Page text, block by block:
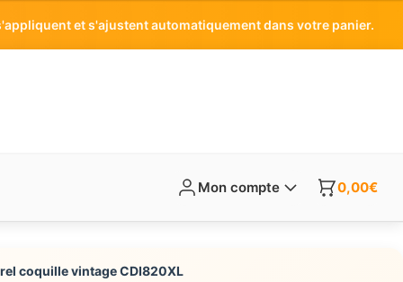
et s'ajustent automatiquement dans votre panier.
Mon compte 0,00€
coquille vintage CDI820XL